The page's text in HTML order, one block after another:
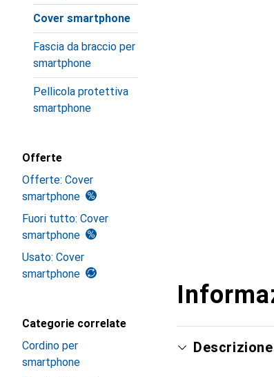
Cover smartphone
Fascia da braccio per
smartphone
Pellicola protettiva
smartphone
Offerte
Offerte: Cover
smartphone
Fuori tutto: Cover
smartphone
Usato: Cover
smartphone
Categorie correlate
Cordino per
smartphone
Descrizione